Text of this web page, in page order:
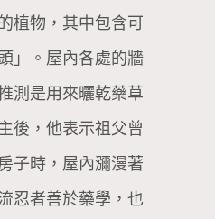
植物，其中包含可
」。屋內各處的牆
測是用來曬乾藥草
後，他表示祖父曾
子時，屋內瀰漫著
忍者善於藥學，也